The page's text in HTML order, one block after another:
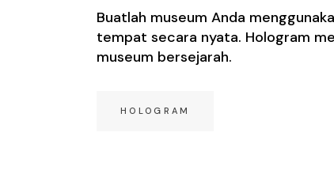
Buatlah museum Anda
tempat secara nyata. Hologram
museum bersejarah.
HOLOGRAM